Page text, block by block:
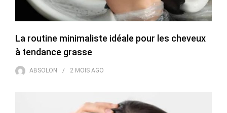
La routine minimaliste idéale pour les cheveux
à tendance grasse
ABSOLON 2 MOIS AGO